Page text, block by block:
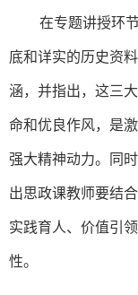
在专题讲授环
底和详实的历史资
涵，并指出，这三
命和优良作风，是
强大精神动力。同
出思政课教师要结
实践育人、价值引
性。